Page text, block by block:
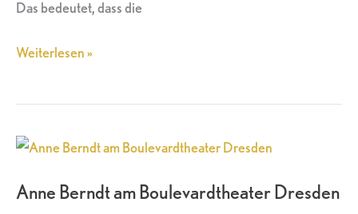
Das bedeutet, dass die
Weiterlesen »
Anne Berndt am Boulevardtheater Dresden
Anne
am